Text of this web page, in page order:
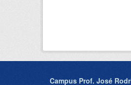
Campus Prof. José